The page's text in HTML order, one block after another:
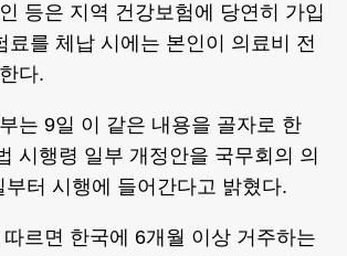
등은 지역 건강보험에 당연히 가입
료를 체납 시에는 본인이 의료비 전
다.
는 9일 이 같은 내용을 골자로 한
시행령 일부 개정안을 국무회의 의
부터 시행에 들어간다고 밝혔다.
르면 한국에 6개월 이상 거주하는